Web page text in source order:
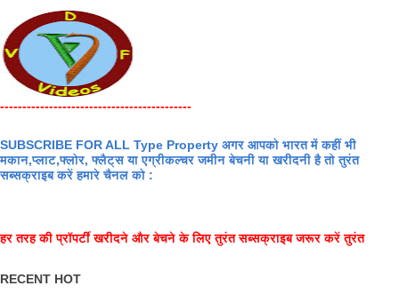
-------------------------------------------
SUBSCRIBE FOR ALL Type Property अगर आपको भारत में कहीं भी
मकान,प्लाट,फ्लोर, फ्लैट्स या एग्रीकल्चर जमीन बेचनी या खरीदनी है तो तुरंत
सब्सक्राइब करें हमारे चैनल को :
हर तरह की प्रॉपर्टी खरीदने और बेचने के लिए तुरंत सब्सक्राइब जरूर करें तुरंत
RECENT HOT